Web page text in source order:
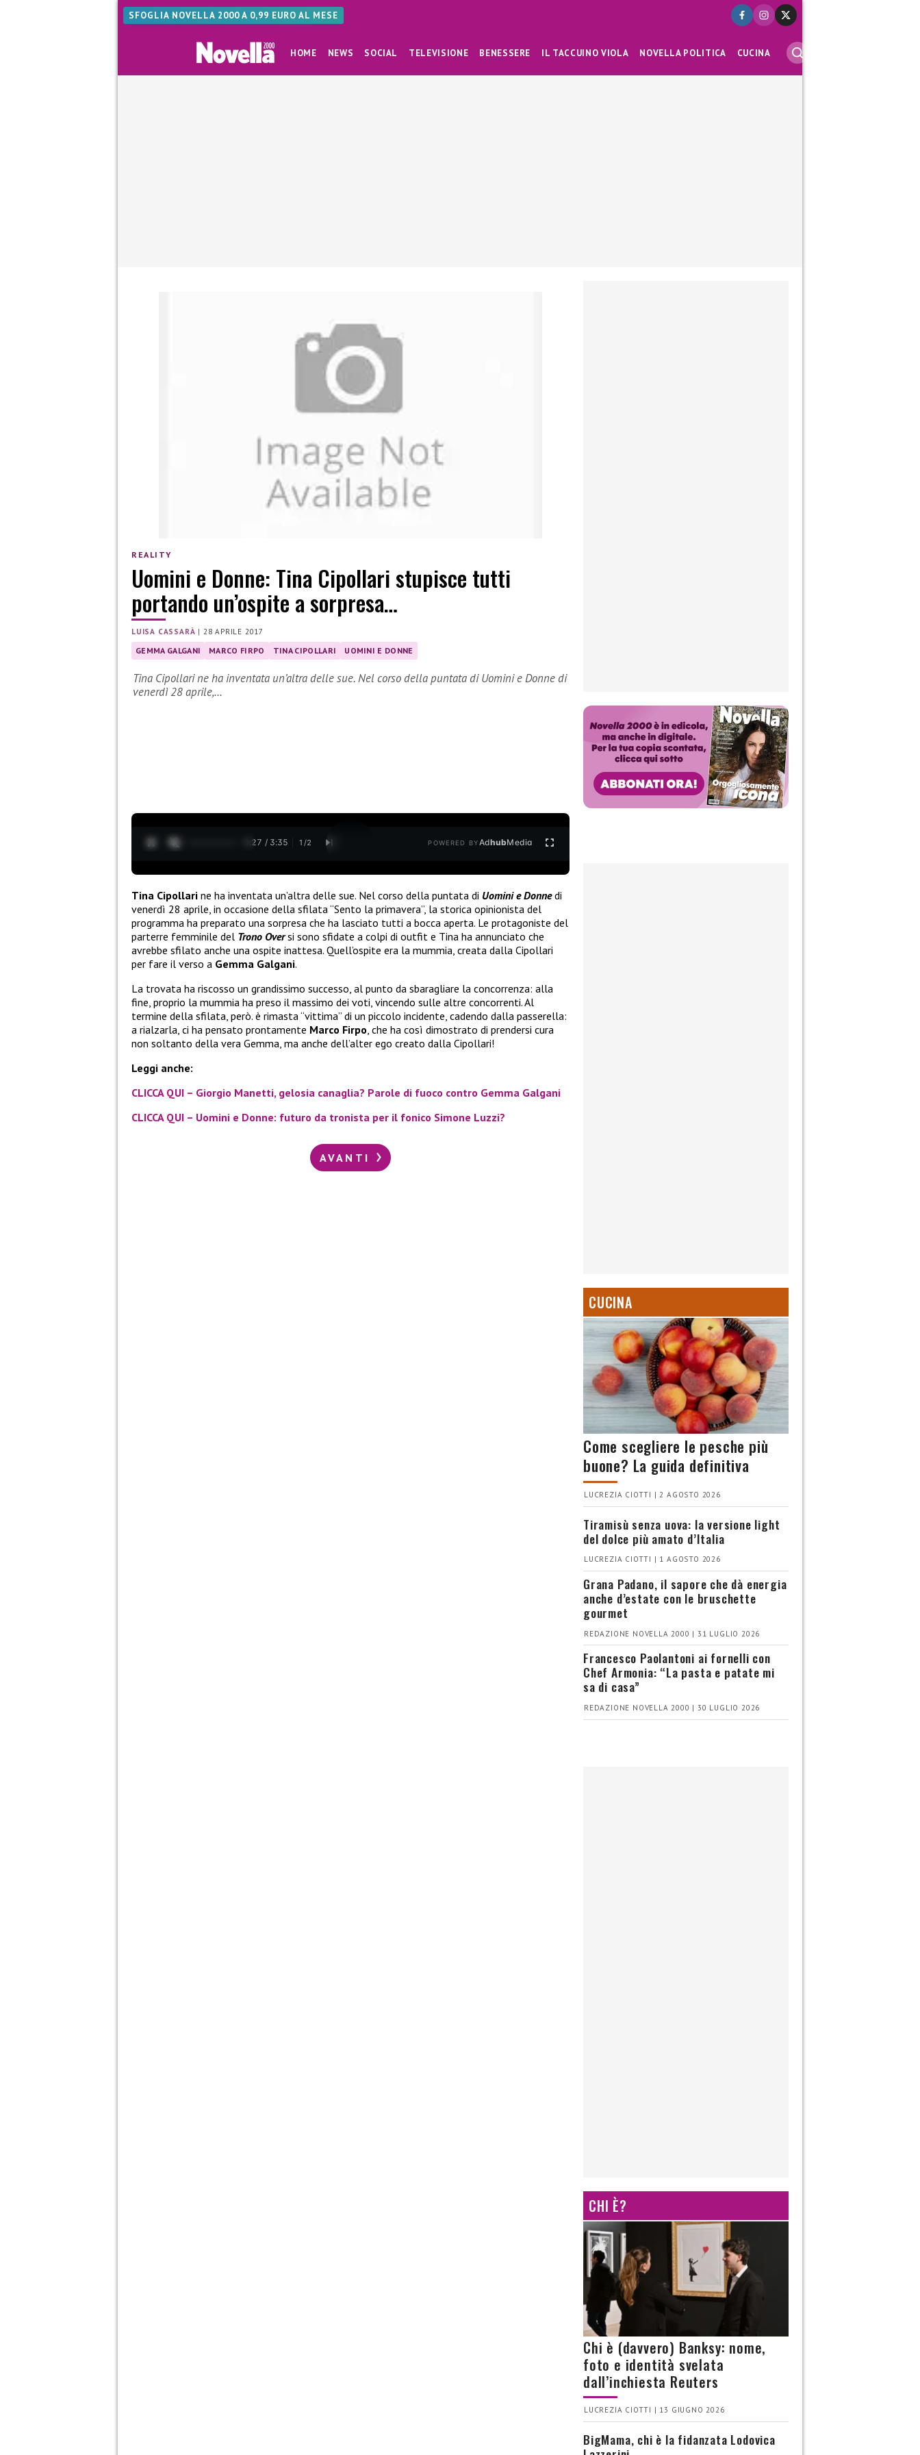
SFOGLIA NOVELLA 2000 A 0,99 EURO AL MESE
HOME NEWS SOCIAL TELEVISIONE BENESSERE IL TACCUINO VIOLA NOVELLA POLITICA CUCINA
REALITY
Uomini e Donne: Tina Cipollari stupisce tutti
portando un’ospite a sorpresa…
LUISA CASSARÀ | 28 APRILE 2017
GEMMA GALGANI MARCO FIRPO TINA CIPOLLARI UOMINI E DONNE
Tina Cipollari ne ha inventata un’altra delle sue. Nel corso della puntata di Uomini e Donne di
venerdì 28 aprile,…
0:28 / 3:35 1 /2 POWERED BYAdhubMedia
Tina Cipollari ne ha inventata un’altra delle sue. Nel corso della puntata di Uomini e Donnedi
venerdì 28 aprile, in occasione della sfilata “Sento la primavera”, la storica opinionista del
programma ha preparato una sorpresa che ha lasciato tutti a bocca aperta. Le protagoniste del
parterre femminile del Trono Oversi sono sfidate a colpi di outfit e Tina ha annunciato che
avrebbe sfilato anche una ospite inattesa. Quell’ospite era la mummia, creata dalla Cipollari
per fare il verso a Gemma Galgani.
La trovata ha riscosso un grandissimo successo, al punto da sbaragliare la concorrenza: alla
fine, proprio la mummia ha preso il massimo dei voti, vincendo sulle altre concorrenti. Al
termine della sfilata, però. è rimasta “vittima” di un piccolo incidente, cadendo dalla passerella:
a rialzarla, ci ha pensato prontamente Marco Firpo , che ha così dimostrato di prendersi cura
non soltanto della vera Gemma, ma anche dell’alter ego creato dalla Cipollari!
Leggi anche:
CLICCA QUI – Giorgio Manetti, gelosia canaglia? Parole di fuoco contro Gemma Galgani
CLICCA QUI – Uomini e Donne: futuro da tronista per il fonico Simone Luzzi?
AVANTI
CUCINA
Come scegliere le pesche più
buone? La guida definitiva
LUCREZIA CIOTTI | 2 AGOSTO 2026
Tiramisù senza uova: la versione light
del dolce più amato d’Italia
LUCREZIA CIOTTI | 1 AGOSTO 2026
Grana Padano, il sapore che dà energia
anche d’estate con le bruschette
gourmet
REDAZIONE NOVELLA 2000 | 31 LUGLIO 2026
Francesco Paolantoni ai fornelli con
Chef Armonia: “La pasta e patate mi
sa di casa”
REDAZIONE NOVELLA 2000 | 30 LUGLIO 2026
CHI È?
Chi è (davvero) Banksy: nome,
foto e identità svelata
dall’inchiesta Reuters
LUCREZIA CIOTTI | 13 GIUGNO 2026
BigMama, chi è la fidanzata Lodovica